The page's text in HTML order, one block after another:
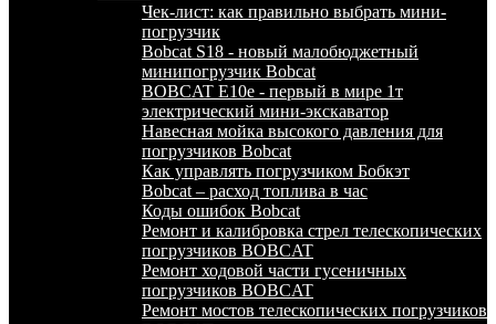
Чек-лист: как правильно выбрать мини-
погрузчик
Bobcat S18 - новый малобюджетный
минипогрузчик Bobcat
BOBCAT E10e - первый в мире 1т
электрический мини-экскаватор
Навесная мойка высокого давления для
погрузчиков Bobcat
Как управлять погрузчиком Бобкэт
Bobcat – расход топлива в час
Коды ошибок Bobcat
Ремонт и калибровка стрел телескопических
погрузчиков BOBCAT
Ремонт ходовой части гусеничных
погрузчиков BOBCAT
Ремонт мостов телескопических погрузчиков